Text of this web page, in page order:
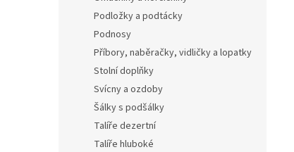
Podložky a podtácky
Podnosy
Příbory, naběračky, vidličky a lopatky
Stolní doplňky
Svícny a ozdoby
Šálky s podšálky
Talíře dezertní
Talíře hluboké